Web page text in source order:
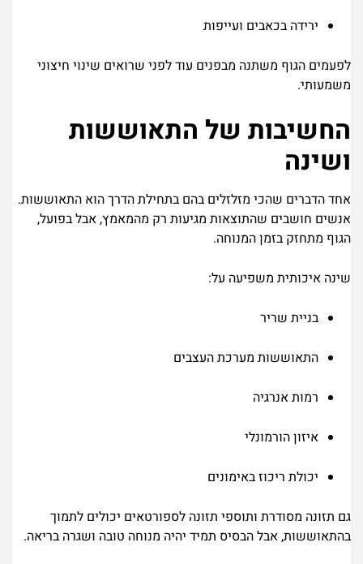
ירידה בכאבים ועייפות
לפעמים הגוף משתנה מבפנים עוד לפני שרואים שינוי חיצוני
משמעותי.
החשיבות של התאוששות
ושינה
אחד הדברים שהכי מזלזלים בהם בתחילת הדרך הוא התאוששות.
אנשים חושבים שהתוצאות מגיעות רק מהמאמץ, אבל בפועל,
הגוף מתחזק בזמן המנוחה.
שינה איכותית משפיעה על:
בניית שריר
התאוששות מערכת העצבים
רמות אנרגיה
איזון הורמונלי
יכולת ריכוז באימונים
גם תזונה מסודרת ותוספי תזונה לספורטאים יכולים לתמוך
בהתאוששות, אבל הבסיס תמיד יהיה מנוחה טובה ושגרה בריאה.